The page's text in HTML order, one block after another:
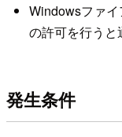
Windowsファ
の許可を行うと
発生条件